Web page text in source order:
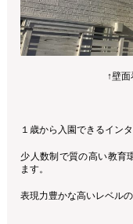
↑壁面
１歳から入園できるイン
少人数制で質の高い教育
ます。
表現力豊かな高いレベル